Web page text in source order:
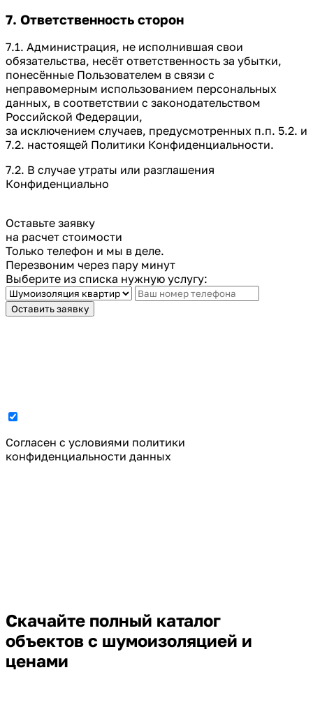
7. Ответственность сторон
7.1. Администрация, не исполнившая свои
обязательства, несёт ответственность за убытки,
понесённые Пользователем в связи с
неправомерным использованием персональных
данных, в соответствии с законодательством
Российской Федерации,
за исключением случаев, предусмотренных п.п. 5.2. и
7.2. настоящей Политики Конфиденциальности.
7.2. В случае утраты или разглашения
Конфиденциально
Оставьте заявку
на расчет стоимости
Только телефон и мы в деле.
Перезвоним через пару минут
Выберите из списка нужную услугу:
Оставить заявку
Cогласен с условиями политики
конфиденциальности данных
Скачайте полный каталог
объектов с шумоизоляцией и
ценами